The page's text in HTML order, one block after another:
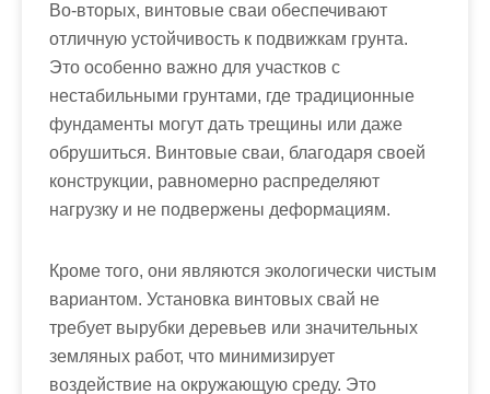
Во-вторых, винтовые сваи обеспечивают
отличную устойчивость к подвижкам грунта.
Это особенно важно для участков с
нестабильными грунтами, где традиционные
фундаменты могут дать трещины или даже
обрушиться. Винтовые сваи, благодаря своей
конструкции, равномерно распределяют
нагрузку и не подвержены деформациям.
Кроме того, они являются экологически чистым
вариантом. Установка винтовых свай не
требует вырубки деревьев или значительных
земляных работ, что минимизирует
воздействие на окружающую среду. Это